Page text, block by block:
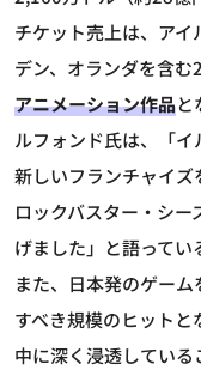
チケット売上は、ア
デン、オランダを含
アニメーション作品と
ルフォンド氏は、「
新しいフランチャイ
ロックバスター・シ
げました」と語ってい
また、日本発のゲー
すべき規模のヒット
中に深く浸透している